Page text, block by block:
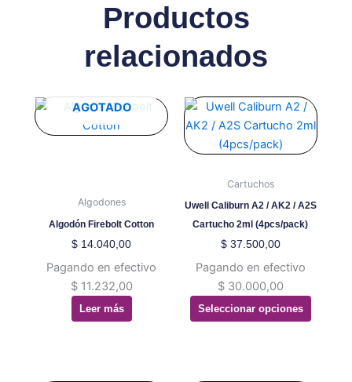
Productos
relacionados
AGOTADO
Algodones
Algodón Firebolt Cotton
$ 14.040,00
Pagando en efectivo
$11.232,00
Leer más
Cartuchos
Uwell Caliburn A2 / AK2 / A2S
Cartucho 2ml (4pcs/pack)
$37.500,00
Pagando en efectivo
$30.000,00
Seleccionar opciones
Este
producto
tiene
variantes.
Las
opciones
se
elegir
en
la